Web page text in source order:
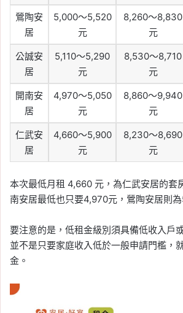
鶯陶安
居
5,000～5,520
元
8,260～8,830
元
公誠安
居
5,110～5,290
元
8,530～8,710
元
開南安
居
4,970～5,050
元
8,860～9,940
元
仁武安
居
4,660～5,900
元
8,230～8,690
元
本次最低月租 4,660 元，為仁武安居的套
南安居最低也只要4,970元，鶯陶安居則
要注意的是，低租金級別須具備低收入戶
並不是只要家庭收入低於一般申請門檻，
金。